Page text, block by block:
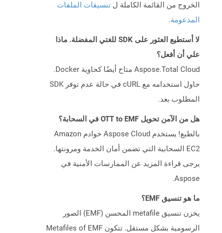
الخروج من القائمة الكاملة ل تنسيقات الملفات
المدعومة.
لا أستطيع العثور على SDK للغتي المفضلة. ماذا
علي أن أفعل؟
Aspose.Total Cloud متاح أيضًا كحاوية Docker.
حاول استخدامه مع cURL في حالة عدم توفر SDK
المطلوب بعد.
هل من الآمن تحويل OTT to EMF في السحابة؟
بالطبع! يستخدم Aspose Cloud خوادم Amazon
EC2 السحابية التي تضمن أمان الخدمة ومرونتها.
يرجى قراءة المزيد عن الممارسات الأمنية في
Aspose.
ما هو تنسيق EMF؟
يخزن تنسيق metafile المحسن (EMF) الصور
الرسومية بشكل مستقل. تتكون Metafiles of EMF